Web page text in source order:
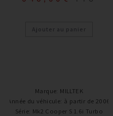
Ajouter au panier
Marque: MILLTEK
Année du véhicule: à partir de 2006
Série: Mk2 Cooper S 1.6i Turbo